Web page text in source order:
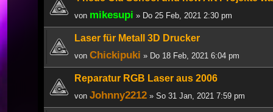
von mikesupi » Do 25 Feb, 2021 2:30 pm
Laser für Metall 3D Drucker
von Chickipuki » Do 18 Feb, 2021 6:04 pm
Reparatur RGB Laser aus 2006
von Johnny2212 » So 31 Jan, 2021 7:59 pm